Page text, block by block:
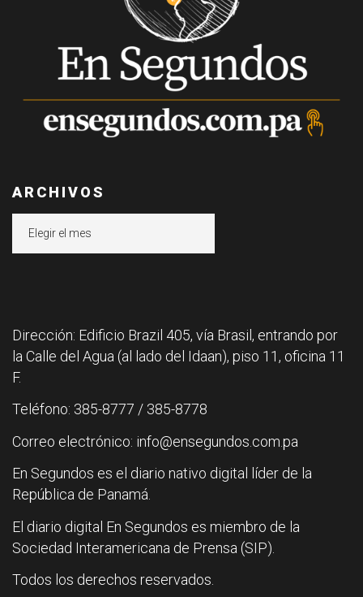
ARCHIVOS
Dirección: Edificio Brazil 405, vía Brasil, entrando por
la Calle del Agua (al lado del Idaan), piso 11, oficina 11
F.
Teléfono: 385-8777 / 385-8778
Correo electrónico: info@ensegundos.com.pa
En Segundos es el diario nativo digital líder de la
República de Panamá.
El diario digital En Segundos es miembro de la
Sociedad Interamericana de Prensa (SIP).
Todos los derechos reservados.